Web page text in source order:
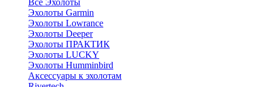
Все Эхолоты
Эхолоты Garmin
Эхолоты Lowrance
Эхолоты Deeper
Эхолоты ПРАКТИК
Эхолоты LUCKY
Эхолоты Humminbird
Аксессуары к эхолотам